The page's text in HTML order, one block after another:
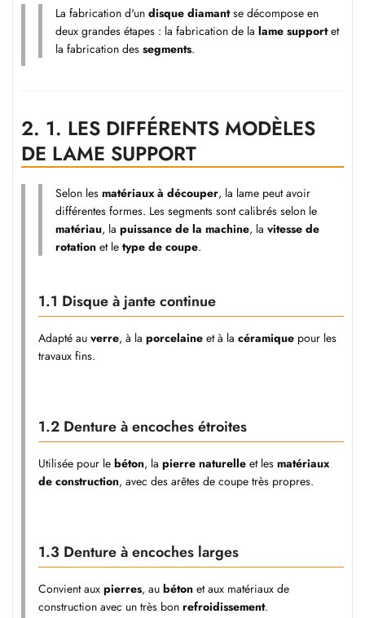
La fabrication d'un disque diamantse décompose en
deux grandes étapes : la fabrication de la lame supportet
la fabrication des segments.
2. 1. LES DIFFÉRENTS MODÈLES
DE LAME SUPPORT
Selon les matériaux à découper, la lame peut avoir
différentes formes. Les segments sont calibrés selon le
matériau, la puissance de la machine, la vitesse de
rotation et le type de coupe.
1.1 Disque à jante continue
Adapté au verre, à la porcelaine et à la céramique pour les
travaux fins.
1.2 Denture à encoches étroites
Utilisée pour le béton, la pierre naturelle et les matériaux
de construction, avec des arêtes de coupe très propres.
1.3 Denture à encoches larges
Convient aux pierres, au béton et aux matériaux de
construction avec un très bon refroidissement.